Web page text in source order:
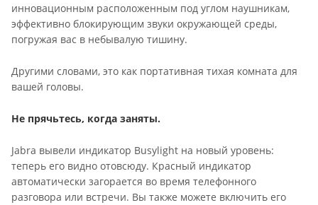
инновационным расположенным под углом наушникам,
эффективно блокирующим звуки окружающей среды,
погружая вас в небывалую тишину.
Другими словами, это как портативная тихая комната для
вашей головы.
Не прячьтесь, когда заняты.
Jabra вывели индикатор Busylight на новый уровень:
теперь его видно отовсюду. Красный индикатор
автоматически загорается во время телефонного
разговора или встречи. Вы также можете включить его